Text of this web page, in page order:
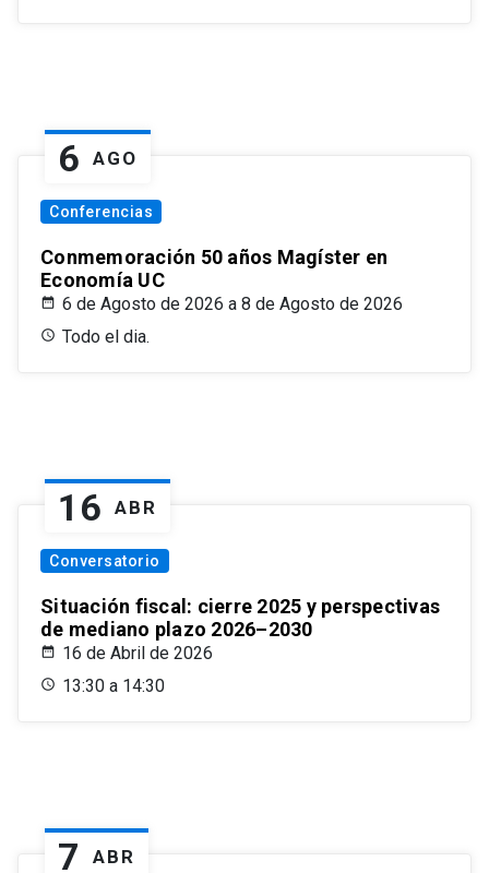
6 AGO
Conferencias
Conmemoración 50 años Magíster en
Economía UC
6 de Agosto de 2026 a 8 de Agosto de 2026
Todo el dia.
16 ABR
Conversatorio
Situación fiscal: cierre 2025 y perspectivas
de mediano plazo 2026–2030
16 de Abril de 2026
13:30 a 14:30
7 ABR